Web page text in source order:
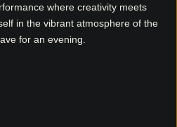
where creativity meets
in the vibrant atmosphere of the
for an evening.